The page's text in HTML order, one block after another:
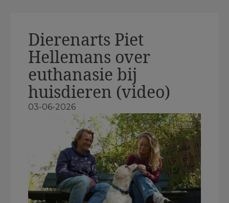
Dierenarts Piet
Hellemans over
euthanasie bij
huisdieren (video)
03-06-2026